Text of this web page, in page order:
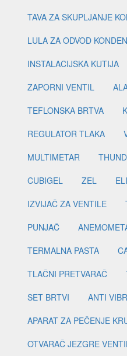
TAVA ZA SKUPLJANJE
LULA ZA ODVOD
INSTALACIJSKA KUTIJA
ZAPORNI VENTIL
TEFLONSKA BRTVA
REGULATOR TLAKA
MULTIMETAR
CUBIGEL
ZEL
IZVIJAČ ZA VENTILE
PUNJAČ
TERMALNA PASTA
TLAČNI PRETVARAČ
SET BRTVI
ANTI
APARAT ZA PEČENJE
OTVARAČ JEZGRE